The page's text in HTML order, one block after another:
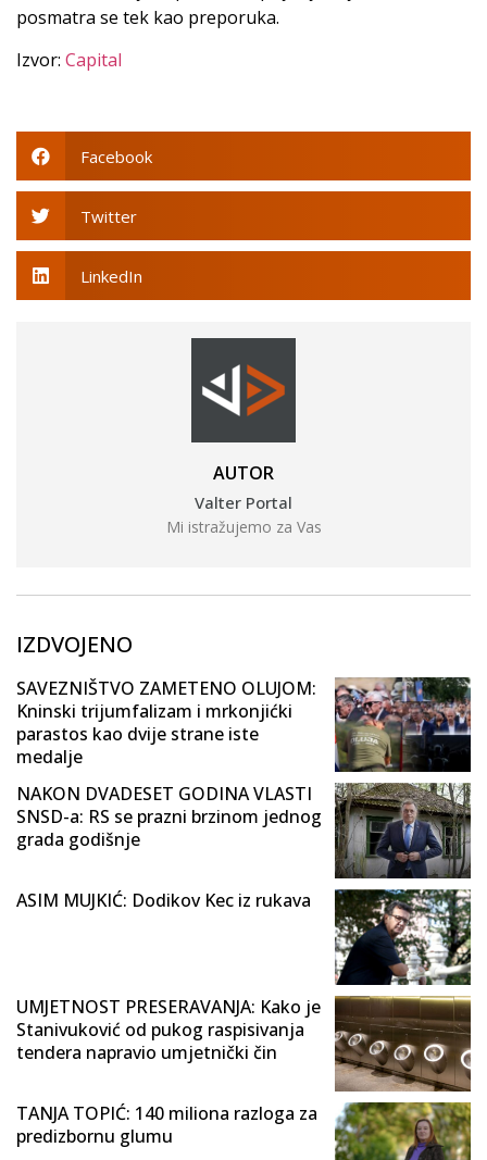
posmatra se tek kao preporuka.
Izvor: Capital
Facebook
Twitter
LinkedIn
AUTOR
Valter Portal
Mi istražujemo za Vas
IZDVOJENO
SAVEZNIŠTVO ZAMETENO OLUJOM:
Kninski trijumfalizam i mrkonjićki
parastos kao dvije strane iste
medalje
NAKON DVADESET GODINA VLASTI
SNSD-a: RS se prazni brzinom jednog
grada godišnje
ASIM MUJKIĆ: Dodikov Kec iz rukava
UMJETNOST PRESERAVANJA: Kako je
Stanivuković od pukog raspisivanja
tendera napravio umjetnički čin
TANJA TOPIĆ: 140 miliona razloga za
predizbornu glumu